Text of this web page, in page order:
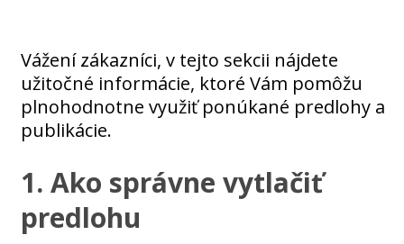
Vážení zákazníci, v tejto sekcii nájdete
užitočné informácie, ktoré Vám pomôžu
plnohodnotne využiť ponúkané predlohy a
publikácie.
1. Ako správne vytlačiť
predlohu